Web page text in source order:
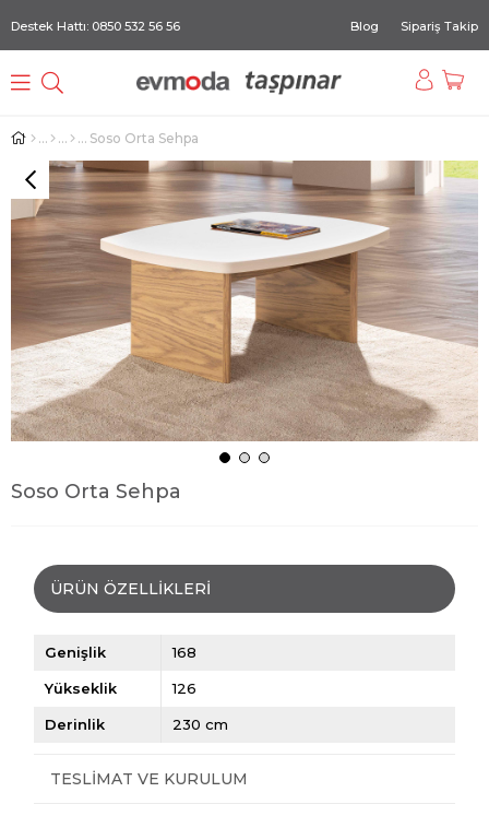
Destek Hattı: 0850 532 56 56 Blog Sipariş Takip
Soso Orta Sehpa
Soso Orta Sehpa
ÜRÜN ÖZELLIKLERI
Genişlik 168
Yükseklik 126
Derinlik 230 cm
TESLIMAT VE KURULUM